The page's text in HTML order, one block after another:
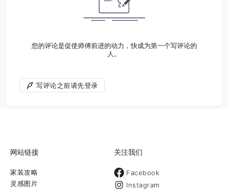
您的评论是促使师傅前进的动力，快成为第一个写评论的
人。
写评论之前请先登录
网站链接
家装攻略
灵感图片
关注我们
Facebook
Instagram